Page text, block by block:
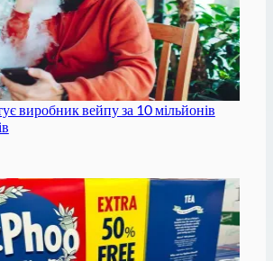
виробник вейпу за 10 мільйонів